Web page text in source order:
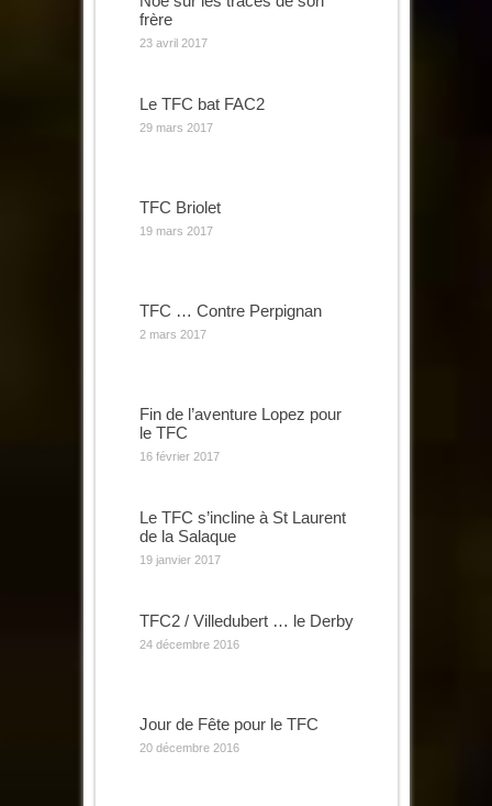
frère
23 avril 2017
Le TFC bat FAC2
29 mars 2017
TFC Briolet
19 mars 2017
TFC … Contre Perpignan
2 mars 2017
Fin de l’aventure Lopez pour
le TFC
16 février 2017
Le TFC s’incline à St Laurent
de la Salaque
19 janvier 2017
TFC2 / Villedubert … le Derby
24 décembre 2016
Jour de Fête pour le TFC
20 décembre 2016